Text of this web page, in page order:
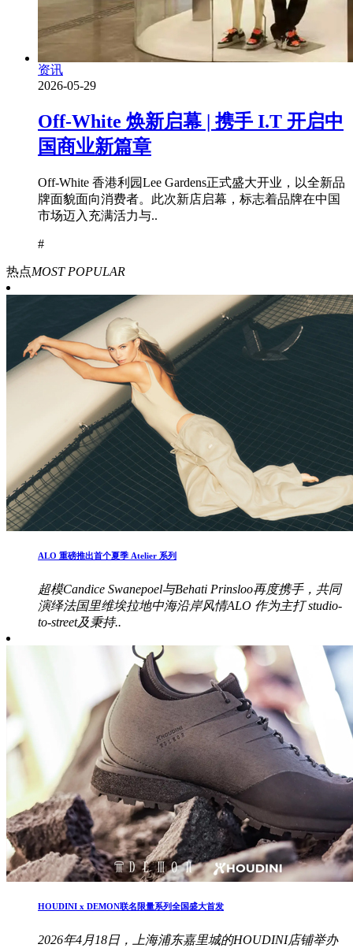
资讯
2026-05-29
Off-White 焕新启幕 | 携手 I.T 开启中
国商业新篇章
Off-White 香港利园Lee Gardens正式盛大开业，以全新品
牌面貌面向消费者。此次新店启幕，标志着品牌在中国
市场迈入充满活力与..
#
热点MOST POPULAR
ALO 重磅推出首个夏季 Atelier 系列
超模Candice Swanepoel与Behati Prinsloo再度携手，共同
演绎法国里维埃拉地中海沿岸风情ALO 作为主打 studio-
to-street及秉持..
HOUDINI x DEMON联名限量系列全国盛大首发
2026年4月18日，上海浦东嘉里城的HOUDINI店铺举办